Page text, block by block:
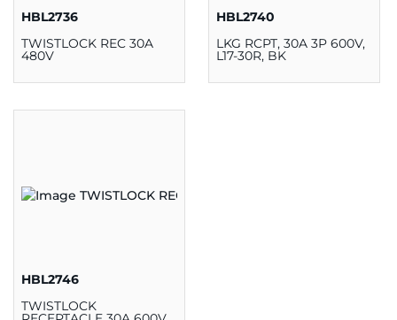
HBL2736
TWISTLOCK REC 30A
480V
HBL2740
LKG RCPT, 30A 3P 600V,
L17-30R, BK
HBL2746
TWISTLOCK